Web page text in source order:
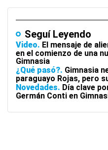
Seguí Leyendo
Video El mensaje de
en el comienzo de una
Gimnasia
¿Qué pasó? Gimnasia
paraguayo Rojas, pero
Novedades Día clave
Germán Conti en